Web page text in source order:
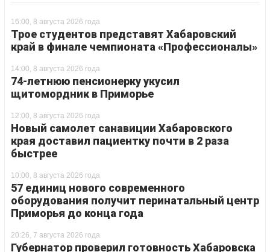
16:00, 8 августа 2026 года
Трое студентов представят Хабаровский
край в финале чемпионата «Профессионалы»
14:00, 8 августа 2026 года
74-летнюю пенсионерку укусил
щитомордник в Приморье
12:00, 8 августа 2026 года
Новый самолет санавиции Хабаровского
края доставил пациентку почти в 2 раза
быстрее
10:00, 8 августа 2026 года
57 единиц нового современного
оборудования получит перинатальный центр
Приморья до конца года
20:26, 7 августа 2026 года
Губернатор проверил готовность Хабаровска